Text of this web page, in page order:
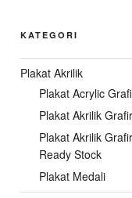
KATEGORI
Plakat Akrilik
Plakat Acrylic
Plakat Akrilik Grafir
Plakat Akrilik Grafir
Ready Stock
Plakat Medali